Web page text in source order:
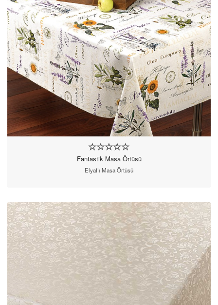
Fantastik Masa Örtüsü
Elyaflı Masa Örtüsü